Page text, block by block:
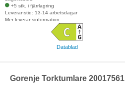
+5 stk. i fjärrlagring
Leveranstid: 13-14 arbetsdagar
Mer leveransinformation
Datablad
Gorenje Torktumlare 20017561